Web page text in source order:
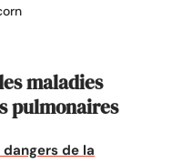
maladies
pulmonaires
dangers de la